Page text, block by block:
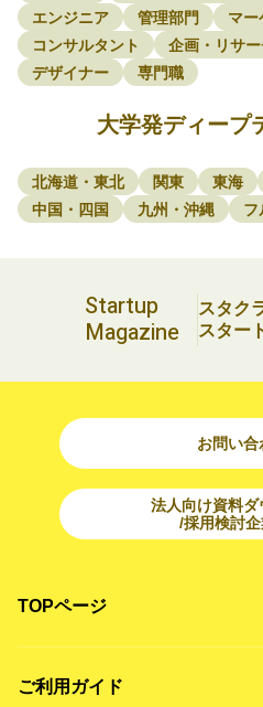
エンジニア
管理部門
マー
コンサルタント
企画・リサ
デザイナー
専門職
大学発ディープ
北海道・東北 関東 東海
中国・四国
九州・沖縄 フ
Startup
Magazine
スタク
スター
お問い合
法人向け資料ダ
/採用検討
TOPページ
ご利用ガイド